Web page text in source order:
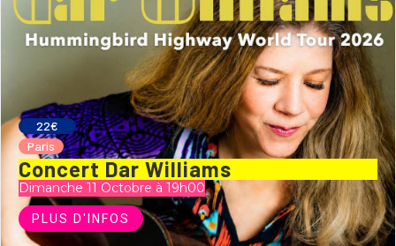
22€
Paris
Concert Dar Williams
Dimanche 11 Octobre à 19h00
PLUS D'INFOS